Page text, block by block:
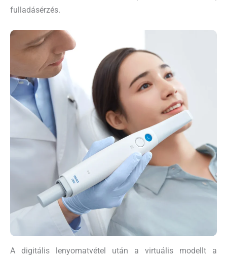
fulladásérzés.
A digitális lenyomatvétel után a virtuális modellt a